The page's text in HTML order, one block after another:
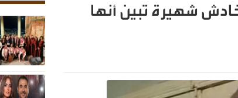
شهيرة تبين أنها